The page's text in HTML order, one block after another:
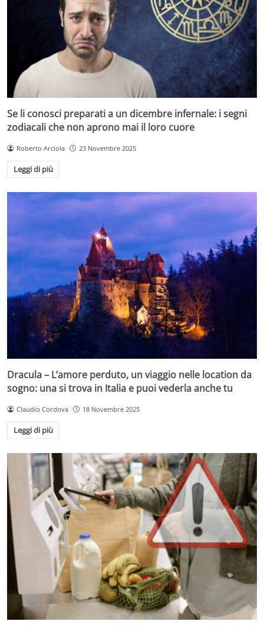
Se li conosci preparati a un dicembre infernale: i segni
zodiacali che non aprono mai il loro cuore
Roberto Arciola 23 Novembre 2025
Leggi di più
Dracula – L’amore perduto, un viaggio nelle location da
sogno: una si trova in Italia e puoi vederla anche tu
Claudio Cordova 18 Novembre 2025
Leggi di più